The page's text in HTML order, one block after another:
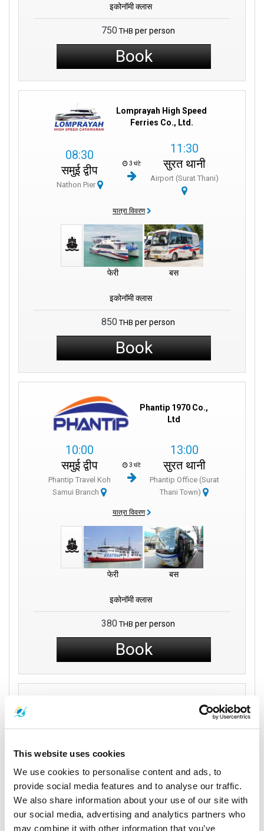
This website uses cookies
We use cookies to personalise content and ads, to
provide social media features and to analyse our traffic.
We also share information about your use of our site with
our social media, advertising and analytics partners who
may combine it with other information that you’ve
इकोनॉमी क्लास
750 THB per person
Book
Lomprayah High Speed
Ferries Co., Ltd.
08:30
समुई द्वीप
Nathon Pier
3 घंटे
11:30
सुरत थानी
Airport (Surat Thani)
यात्रा विवरण
फेरी बस
इकोनॉमी क्लास
850 THB per person
Book
Phantip 1970 Co.,
Ltd
10:00
समुई द्वीप
Phantip Travel Koh
Samui Branch
3 घंटे
13:00
सुरत थानी
Phantip Office (Surat
Thani Town)
यात्रा विवरण
फेरी बस
इकोनॉमी क्लास
380 THB per person
Book
Phantip 1970 Co.,
10:00
समुई द्वीप
Phantip Travel Koh
मिनट
सुरत थानी
Airport (Surat Thani)
यात्रा विवरण